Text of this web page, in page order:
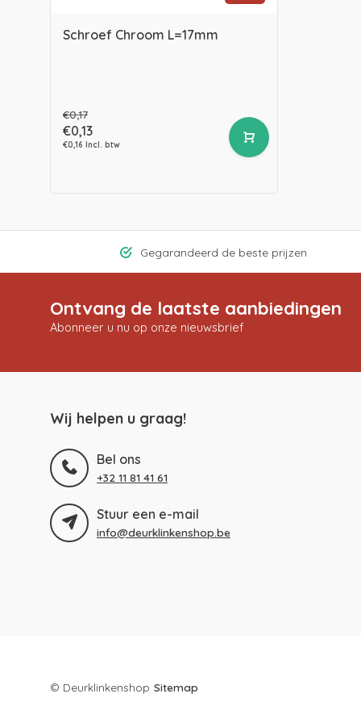
Schroef Chroom L=17mm
€0,17
€0,13
€0,16 Incl. btw
Gegarandeerd de beste prijzen
Ontvang de laatste aanbiedingen
Abonneer u nu op onze nieuwsbrief
Wij helpen u graag!
Bel ons
+32 11 81 41 61
Stuur een e-mail
info@deurklinkenshop.be
© Deurklinkenshop Sitemap